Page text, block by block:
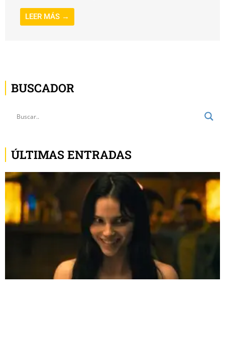
LEER MÁS →
BUSCADOR
ÚLTIMAS ENTRADAS